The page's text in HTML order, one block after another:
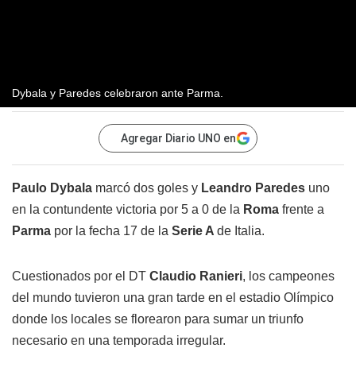
Dybala y Paredes celebraron ante Parma.
Agregar Diario UNO en
Paulo Dybala marcó dos goles y Leandro Paredes uno
en la contundente victoria por 5 a 0 de la Roma frente a
Parma por la fecha 17 de la Serie A de Italia.
Cuestionados por el DT Claudio Ranieri, los campeones
del mundo tuvieron una gran tarde en el estadio Olímpico
donde los locales se florearon para sumar un triunfo
necesario en una temporada irregular.